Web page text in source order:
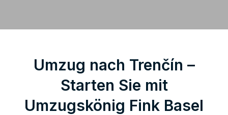
Umzug nach Trenčín –
Starten Sie mit
Umzugskönig Fink Basel